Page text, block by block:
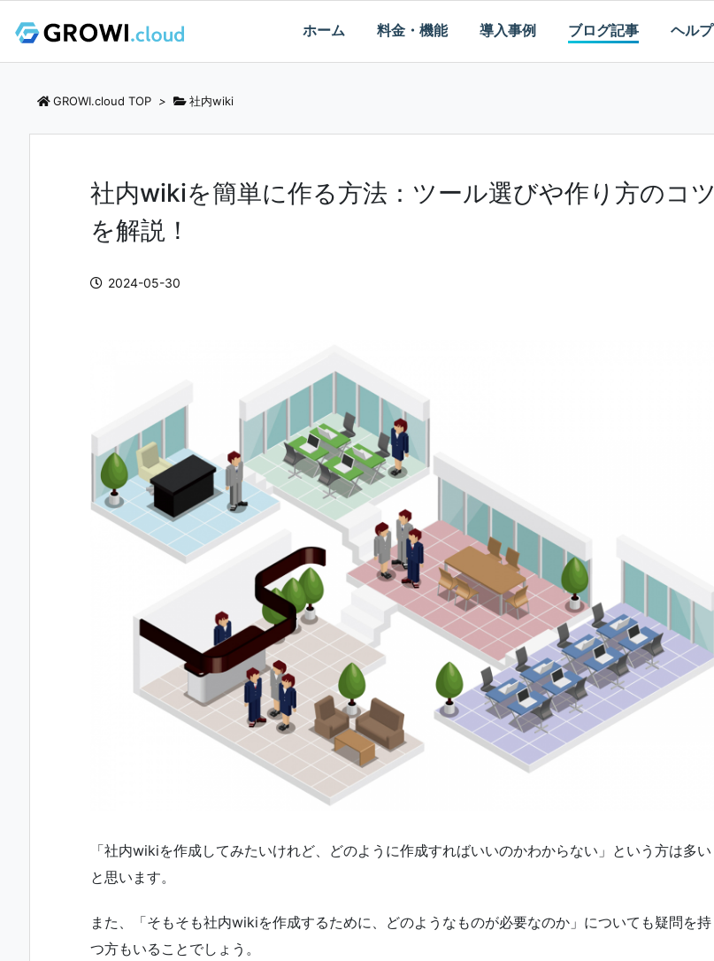
ホーム 料金・機能 導入事例 ブログ記事 ヘルプ
GROWI.cloud TOP > 社内wiki
社内wikiを簡単に作る方法：ツール選びや作り方のコツ
を解説！
2024-05-30
「社内wikiを作成してみたいけれど、どのように作成すればいいのかわからない」という方は多い
と思います。
また、「そもそも社内wikiを作成するために、どのようなものが必要なのか」についても疑問を持
つ方もいることでしょう。